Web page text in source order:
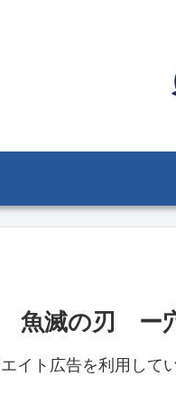
魚滅の刃
イト広告を利用して